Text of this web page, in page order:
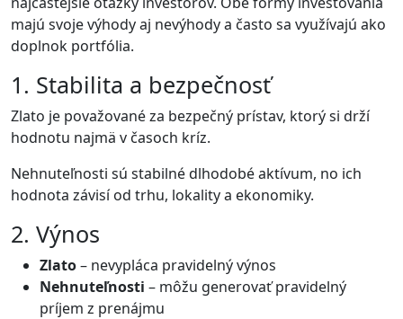
majú svoje výhody aj nevýhody a často sa využívajú ako
doplnok portfólia.
1. Stabilita a bezpečnosť
Zlato je považované za bezpečný prístav, ktorý si drží
hodnotu najmä v časoch kríz.
Nehnuteľnosti sú stabilné dlhodobé aktívum, no ich
hodnota závisí od trhu, lokality a ekonomiky.
2. Výnos
Zlato– nevypláca pravidelný výnos
Nehnuteľnosti – môžu generovať pravidelný
príjem z prenájmu